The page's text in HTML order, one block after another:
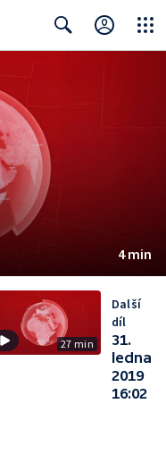
4 min
27 min
Další
díl
31.
ledna
2019
16:02